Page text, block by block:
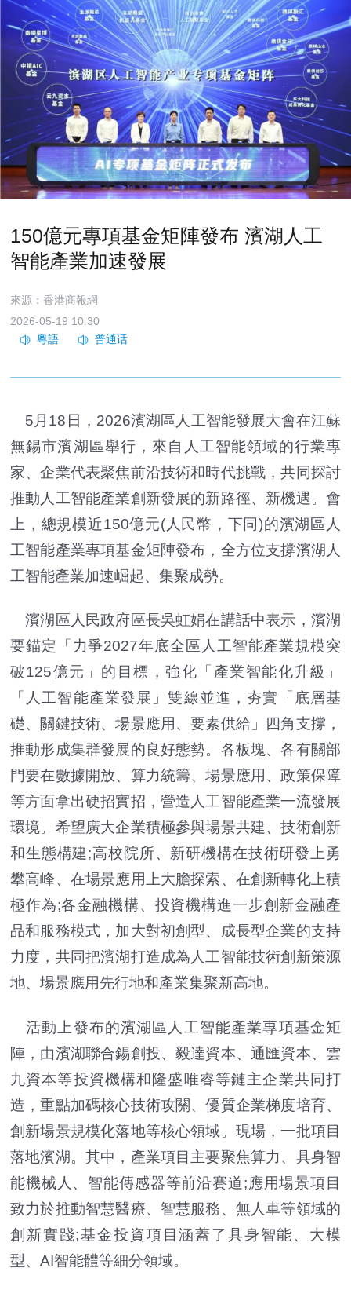
150億元專項基金矩陣發布 濱湖人工
智能產業加速發展
來源：香港商報網
2026-05-19 10:30
5月18日，2026濱湖區人工智能發展大會在江蘇
無錫市濱湖區舉行，來自人工智能領域的行業專
家、企業代表聚焦前沿技術和時代挑戰，共同探討
推動人工智能產業創新發展的新路徑、新機遇。會
上，總規模近150億元(人民幣，下同)的濱湖區人
工智能產業專項基金矩陣發布，全方位支撐濱湖人
工智能產業加速崛起、集聚成勢。
濱湖區人民政府區長吳虹娟在講話中表示，濱湖
要錨定「力爭2027年底全區人工智能產業規模突
破125億元」的目標，強化「產業智能化升級」
「人工智能產業發展」雙線並進，夯實「底層基
礎、關鍵技術、場景應用、要素供給」四角支撐，
推動形成集群發展的良好態勢。各板塊、各有關部
門要在數據開放、算力統籌、場景應用、政策保障
等方面拿出硬招實招，營造人工智能產業一流發展
環境。希望廣大企業積極參與場景共建、技術創新
和生態構建;高校院所、新研機構在技術研發上勇
攀高峰、在場景應用上大膽探索、在創新轉化上積
極作為;各金融機構、投資機構進一步創新金融產
品和服務模式，加大對初創型、成長型企業的支持
力度，共同把濱湖打造成為人工智能技術創新策源
地、場景應用先行地和產業集聚新高地。
活動上發布的濱湖區人工智能產業專項基金矩
陣，由濱湖聯合錫創投、毅達資本、通匯資本、雲
九資本等投資機構和隆盛唯睿等鏈主企業共同打
造，重點加碼核心技術攻關、優質企業梯度培育、
創新場景規模化落地等核心領域。現場，一批項目
落地濱湖。其中，產業項目主要聚焦算力、具身智
能機械人、智能傳感器等前沿賽道;應用場景項目
致力於推動智慧醫療、智慧服務、無人車等領域的
創新實踐;基金投資項目涵蓋了具身智能、大模
型、AI智能體等細分領域。